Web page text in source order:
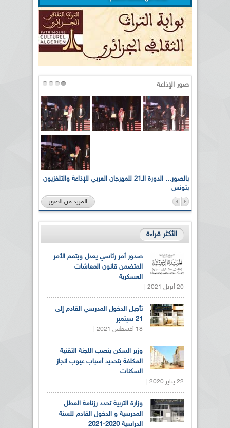
صور الإذاعة
بالصور... الدورة الـ21 للمهرجان العربي للإذاعة والتلفزيون
بتونس
المزيد من الصور
الأكثر قراءة
صدور أمر رئاسي يعدل ويتمم الأمر
المتضمن قانون المعاشات
العسكرية
20 أبريل 2021 |
تأجيل الدخول المدرسي القادم إلى
21 سبتمبر
18 أغسطس 2021 |
وزير السكن ينصب اللجنة التقنية
المكلفة بتحديد أسباب عيوب انجاز
السكنات
22 يناير 2020 |
وزارة التربية تحدد رزنامة العطل
المدرسية و الدخول القادم للسنة
الدراسية 2020-2021